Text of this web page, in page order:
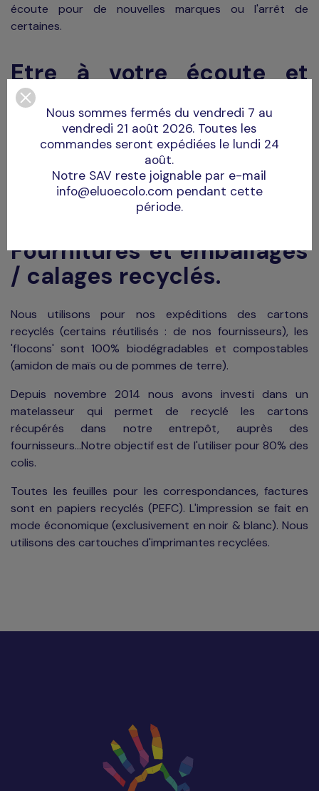
écoute pour de nouvelles marques ou l'arrêt de
certaines.
Etre à votre écoute et
réactif
Répondre rapidement avec vos questions, à vos
attentes.
Pour le SAV, vous pouvez nous joindre par mail, courrier,
fax et téléphone (numéro non surtaxé).
Fournitures et emballages
/ calages recyclés.
Nous utilisons pour nos expéditions des cartons
recyclés (certains réutilisés : de nos fournisseurs), les
'flocons' sont 100% biodégradables et compostables
(amidon de maïs ou de pommes de terre).
Depuis novembre 2014 nous avons investi dans un
matelasseur qui permet de recyclé les cartons
récupérés dans notre entrepôt, auprès des
fournisseurs...Notre objectif est de l'utiliser pour 80% des
colis.
Toutes les feuilles pour les correspondances, factures
sont en papiers recyclés (PEFC). L'impression se fait en
mode économique (exclusivement en noir & blanc). Nous
utilisons des cartouches d'imprimantes recyclées.
Nous sommes fermés du vendredi 7 au
vendredi 21 août 2026. Toutes les
commandes seront expédiées le lundi 24
août.
Notre SAV reste joignable par e-mail
info@eluoecolo.com pendant cette
période.